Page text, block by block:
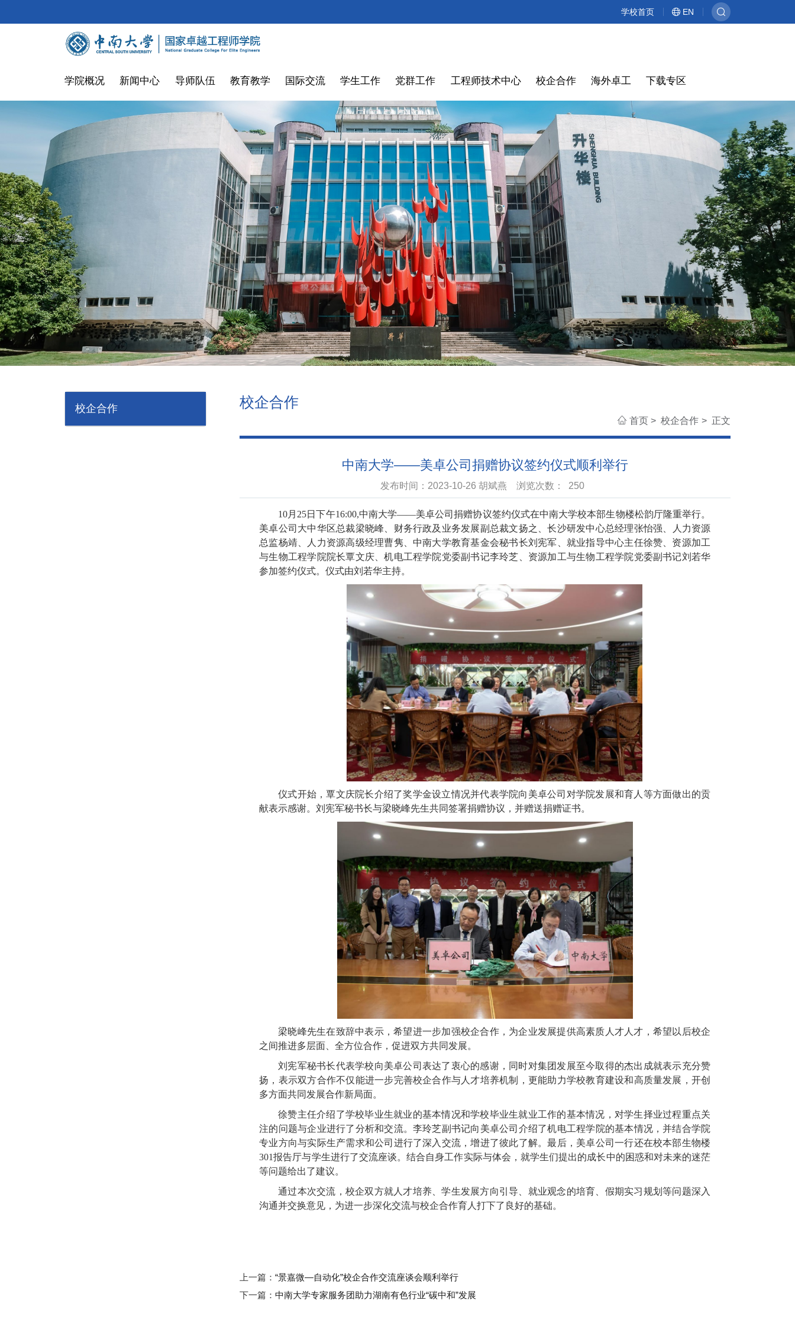
学校首页 EN
学院概况 新闻中心 导师队伍 教育教学 国际交流 学生工作 党群工作 工程师技术中心 校企合作 海外卓工 下载专区
校企合作 校企合作
首页 > 校企合作 > 正文
中南大学——美卓公司捐赠协议签约仪式顺利举行
发布时间：2023-10-26 胡斌燕 浏览次数： 250
10月25日下午16:00,中南大学——美卓公司捐赠协议签约仪式在中南大学校本部生物楼松韵厅隆重举行。
美卓公司大中华区总裁梁晓峰、财务行政及业务发展副总裁文扬之、长沙研发中心总经理张怡强、人力资源
总监杨靖、人力资源高级经理曹隽、中南大学教育基金会秘书长刘宪军、就业指导中心主任徐赞、资源加工
与生物工程学院院长覃文庆、机电工程学院党委副书记李玲芝、 资源加工与生物工程学院党委副书记刘若华
参加签约仪式。仪式由刘若华主持。
仪式开始，覃文庆院长介绍了奖学金设立情况并代表学院向美卓公司 对学院发展和育人等方面做出的贡
献表示感谢。刘宪军秘书长与梁晓峰先生共同签署捐赠协议，并赠送捐赠证书。
梁晓峰先生在致辞中表示，希望进一步加强校企合作，为企业发展提供高素质人才人才，希望以后校企
之间推进多层面、全方位合作，促进双方共同发展。
刘宪军秘书长代表学校向美卓公司表达了衷心的感谢，同时对集团发展至今取得的杰出成就表示充分赞
扬，表示双方合作不仅能进一步完善校企合作与人才培养机制，更能助力学校教育建设和高质量发展，开创
多方面共同发展合作新局面。
徐赞主任介绍了学校毕业生就业的基本情况和学校毕业生就业工作的基本情况，对学生择业过程重点关
注的问题与企业进行了分析和交流。李玲芝副书记向美卓公司介绍了机电工程学院的基本情况，并结合学院
专业方向与实际生产需求和公司进行了深入交流，增进了彼此了解。最后，美卓公司一行还在校本部生物楼
301报告厅与学生进行了交流座谈。结合自身工作实际与体会，就学生们提出的成长中的困惑和对未来的迷茫
等问题给出了建议。
通过本次交流，校企双方就人才培养、学生发展方向引导、就业观念的培育、假期实习规划等问题深入
沟通并交换意见，为进一步深化交流与校企合作育人打下了良好的基础。
上一篇： “景嘉微—自动化”校企合作交流座谈会顺利举行
下一篇： 中南大学专家服务团助力湖南有色行业“碳中和”发展